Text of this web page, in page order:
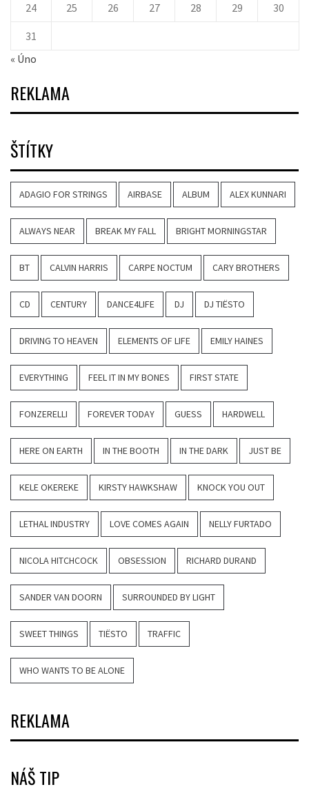
24 25 26 27 28 29 30
31
« Úno
REKLAMA
ŠTÍTKY
ADAGIO FOR STRINGS AIRBASE ALBUM ALEX KUNNARI
ALWAYS NEAR BREAK MY FALL BRIGHT MORNINGSTAR
BT CALVIN HARRIS CARPE NOCTUM CARY BROTHERS
CD CENTURY DANCE4LIFE DJ DJ TIËSTO
DRIVING TO HEAVEN ELEMENTS OF LIFE EMILY HAINES
EVERYTHING FEEL IT IN MY BONES FIRST STATE
FONZERELLI FOREVER TODAY GUESS HARDWELL
HERE ON EARTH IN THE BOOTH IN THE DARK JUST BE
KELE OKEREKE KIRSTY HAWKSHAW KNOCK YOU OUT
LETHAL INDUSTRY LOVE COMES AGAIN NELLY FURTADO
NICOLA HITCHCOCK OBSESSION RICHARD DURAND
SANDER VAN DOORN SURROUNDED BY LIGHT
SWEET THINGS TIËSTO TRAFFIC
WHO WANTS TO BE ALONE
REKLAMA
NÁŠ TIP